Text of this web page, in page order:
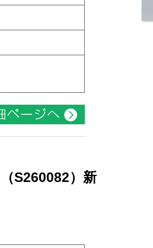
S260082）新